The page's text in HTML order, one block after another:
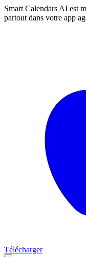
Smart Calendars AI est
partout dans votre app
Télécharger